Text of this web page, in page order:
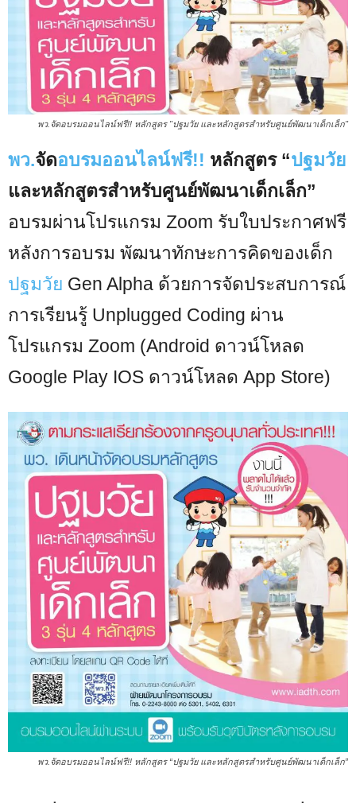
พว.จัดอบรมออนไลน์ฟรี!! หลักสูตร "ปฐมวัย และหลักสูตรสำหรับศูนย์พัฒนาเด็กเล็ก"
พว.จัดอบรมออนไลน์ฟรี!! หลักสูตร “ปฐมวัย
และหลักสูตรสำหรับศูนย์พัฒนาเด็กเล็ก”
อบรมผ่านโปรแกรม Zoom รับใบประกาศฟรี
หลังการอบรม พัฒนาทักษะการคิดของเด็ก
ปฐมวัย Gen Alpha ด้วยการจัดประสบการณ์
การเรียนรู้ Unplugged Coding ผ่าน
โปรแกรม Zoom (Android ดาวน์โหลด
Google Play IOS ดาวน์โหลด App Store)
พว.จัดอบรมออนไลน์ฟรี!! หลักสูตร “ปฐมวัย และหลักสูตรสำหรับศูนย์พัฒนาเด็กเล็ก”